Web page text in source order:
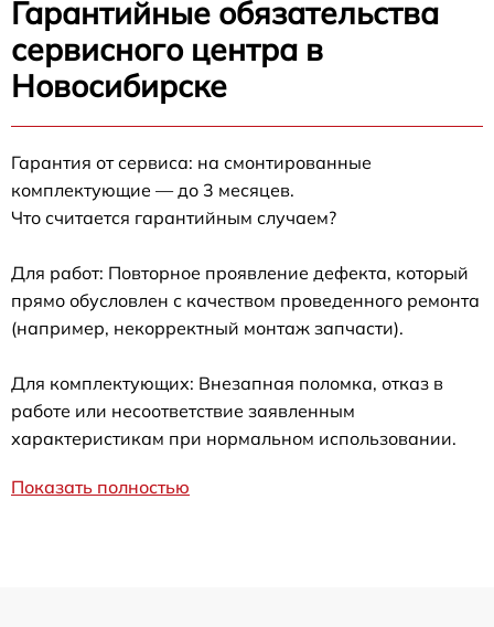
Гарантийные обязательства
сервисного центра в
Новосибирске
Гарантия от сервиса: на смонтированные
комплектующие — до 3 месяцев.
Что считается гарантийным случаем?
Для работ: Повторное проявление дефекта, который
прямо обусловлен с качеством проведенного ремонта
(например, некорректный монтаж запчасти).
Для комплектующих: Внезапная поломка, отказ в
работе или несоответствие заявленным
характеристикам при нормальном использовании.
Показать полностью